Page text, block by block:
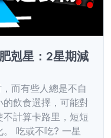
剋星：2星期減
而有些人總是不自
飲食選擇，可能對
計算卡路里，短短
吃或不吃? 一星